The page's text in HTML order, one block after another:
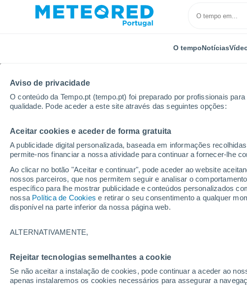
Aviso de privacidade
O conteúdo da Tempo.pt (tempo.pt) foi preparado por profissionais
qualidade. Pode aceder a este site através das seguintes opções:
Aceitar cookies e aceder de forma gratuita
A publicidade digital personalizada, baseada em informações
permite-nos financiar a nossa atividade para continuar a fornecer-lhe
Ao clicar no botão "Aceitar e continuar", pode aceder ao website
nossos parceiros, que nos permitem seguir e analisar o
específico para lhe mostrar publicidade e conteúdos personalizados
nossa Política de Cookies e retirar o seu consentimento a qualquer
disponível na parte inferior da nossa página web.
ALTERNATIVAMENTE,
Rejeitar tecnologias semelhantes a cookie
Se não aceitar a instalação de cookies, pode continuar a aceder ao
apenas instalaremos os cookies necessários para assegurar a
O tempoNotícias
Início Porto Rico Municipalidade de Comerío
Tempo no Município de
Hoje, 6 agosto Todo o dia Símbolo